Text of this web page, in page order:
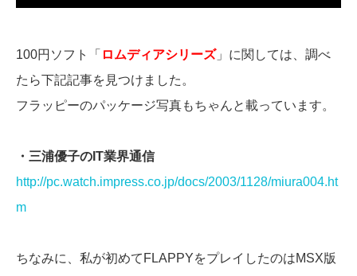
100円ソフト「 ロムディアシリーズ」に関しては、調べ
たら下記記事を見つけました。
フラッピーのパッケージ写真もちゃんと載っています。
・三浦優子のIT業界通信
http://pc.watch.impress.co.jp/docs/2003/1128/miura004.ht
m
ちなみに、私が初めてFLAPPYをプレイしたのはMSX版